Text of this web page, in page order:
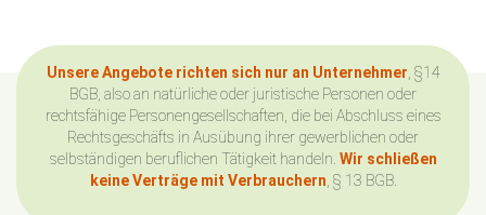
Unsere Angebote richten sich nur an Unternehmer , §14
BGB, also an natürliche oder juristische Personen oder
rechtsfähige Personengesellschaften, die bei Abschluss eines
Rechtsgeschäfts in Ausübung ihrer gewerblichen oder
selbständigen beruflichen Tätigkeit handeln. Wir schließen
keine Verträge mit Verbrauchern , § 13 BGB.